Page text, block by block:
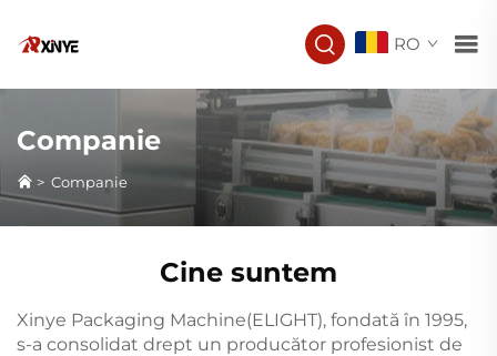
RO
Companie
> Companie
Cine suntem
Xinye Packaging Machine(ELIGHT), fondată în 1995,
s-a consolidat drept un producător profesionist de